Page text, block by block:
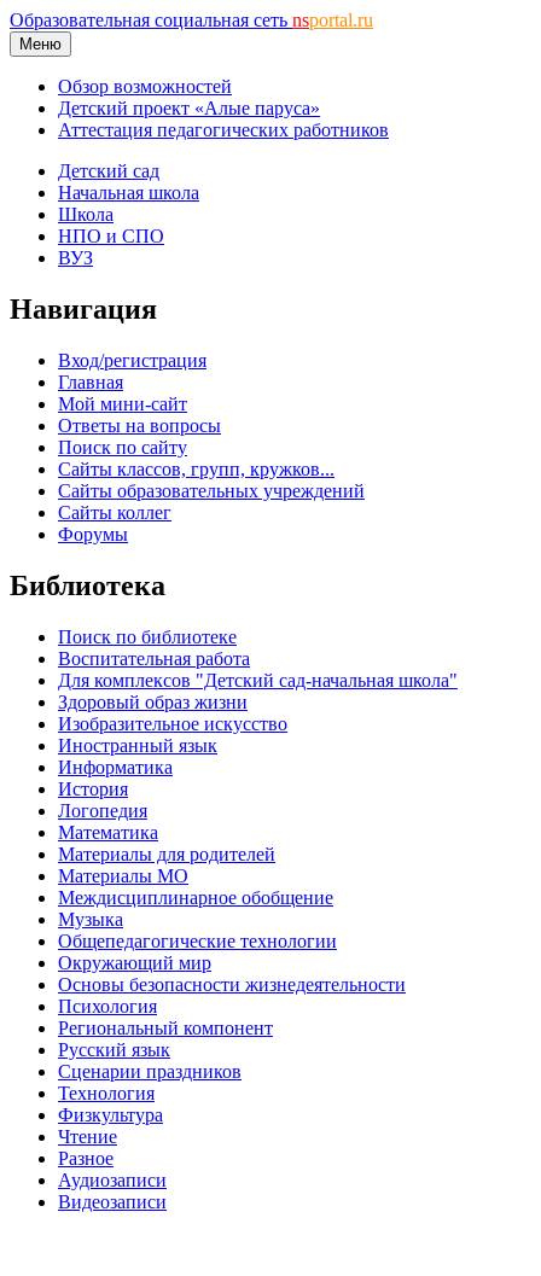
Образовательная социальная сеть nsportal.ru
Меню
Обзор возможностей
Детский проект «Алые паруса»
Аттестация педагогических работников
Детский сад
Начальная школа
Школа
НПО и СПО
ВУЗ
Навигация
Вход/регистрация
Главная
Мой мини-сайт
Ответы на вопросы
Поиск по сайту
Сайты классов, групп, кружков...
Сайты образовательных учреждений
Сайты коллег
Форумы
Библиотека
Поиск по библиотеке
Воспитательная работа
Для комплексов "Детский сад-начальная школа"
Здоровый образ жизни
Изобразительное искусство
Иностранный язык
Информатика
История
Логопедия
Математика
Материалы для родителей
Материалы МО
Междисциплинарное обобщение
Музыка
Общепедагогические технологии
Окружающий мир
Основы безопасности жизнедеятельности
Психология
Региональный компонент
Русский язык
Сценарии праздников
Технология
Физкультура
Чтение
Разное
Аудиозаписи
Видеозаписи